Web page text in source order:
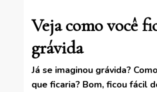
Veja como você
grávida
Já se imaginou grávida?
que ficaria? Bom, ficou fácil